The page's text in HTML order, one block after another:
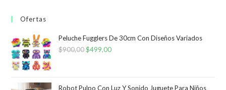
Ofertas
Peluche Fugglers De 30cm Con Diseños Variados
$900,00El
era:
$499,00El
es:
Robot Pulpo Con Luz Y Sonido Juguete Para Niños